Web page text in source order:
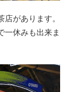
があります。
一休みも出来ま